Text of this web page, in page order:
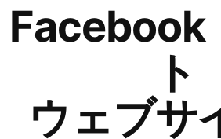
Facebook
ト
ウェブサ